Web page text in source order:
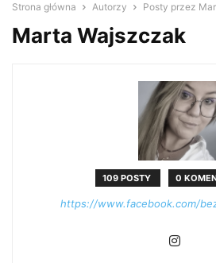
Strona główna Autorzy Posty przez
Marta Wajszczak
109 POSTY 0
https://www.facebook.com/